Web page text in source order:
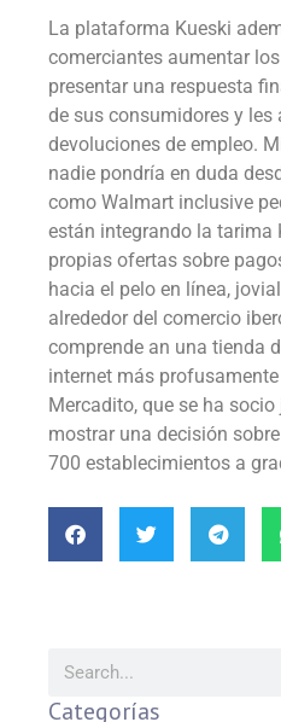
La plataforma Kueski
comerciantes aumentar
presentar una respuesta
de sus consumidores y les
devoluciones de empleo.
nadie pondrí­a en duda
como Walmart inclusive
están integrando la tarima
propias ofertas sobre
hacia el pelo en línea,
alrededor del comercio
comprende an una tienda
internet más
Mercadito, que se ha
mostrar una decisión
700 establecimientos a
Categorías